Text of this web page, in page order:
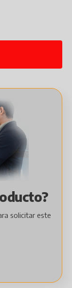
solicitar este